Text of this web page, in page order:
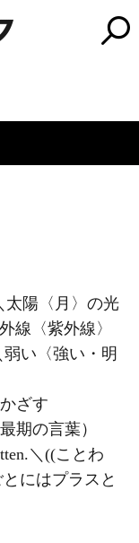
太陽〈月〉の光
線〈紫外線〉
弱い〈強い・明
ざす
期の言葉）
＼((ことわ
にはプラスと